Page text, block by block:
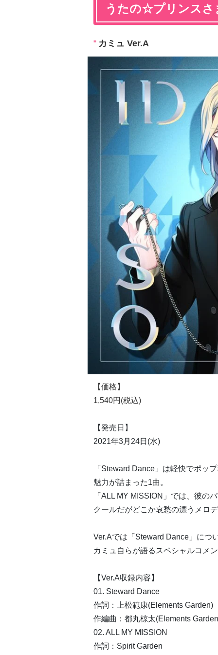
うたの☆プリンスさ
カミュ Ver.A
【価格】
1,540円(税込)
【発売日】
2021年3月24日(水)
「Steward Dance」は軽快でポッ
魅力が詰まった1曲。
「ALL MY MISSION」では、彼の
クールだがどこか哀愁の漂うメロ
Ver.Aでは「Steward Dance」につ
カミュ自らが語るスペシャルコメ
【Ver.A収録内容】
01. Steward Dance
作詞：上松範康(Elements Garden)
作編曲：都丸椋太(Elements
02. ALL MY MISSION
作詞：Spirit Garden